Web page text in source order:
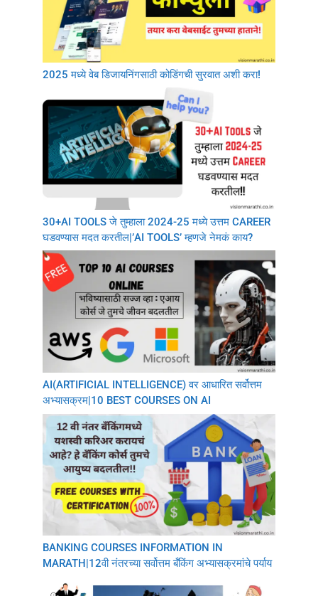
2025 मध्ये वेब डिजायनिंगसाठी कोडिंगची सुरवात अशी करा!
30+AI TOOLS जे तुम्हाला 2024-25 मध्ये उत्तम CAREER
घडवण्यास मदत करतील|’AI TOOLS’ म्हणजे नेमकं काय?
AI(ARTIFICIAL INTELLIGENCE) वर आधारित सर्वोत्तम
अभ्यासक्रम|10 BEST COURSES ON AI
BANKING COURSES INFORMATION IN
MARATH|12वी नंतरच्या सर्वोत्तम बँकिंग अभ्यासक्रमांचे पर्याय